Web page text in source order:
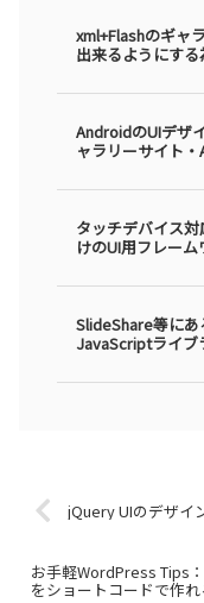
xml+Flashのギャ
出来るようにす
AndroidのUIデザ
ャラリーサイト
タッチデバイス
けのUI用フレー
SlideShare等に
JavaScriptライ
jQuery UIのデザイ
お手軽WordPress Tips
をショートコードで作